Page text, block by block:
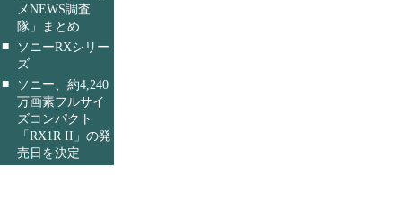
メNEWS調査
隊」まとめ
■
ソニーRXシリー
ズ
■
ソニー、約4,240
万画素フルサイ
ズコンパクト
「RX1R II」の発
売日を決定